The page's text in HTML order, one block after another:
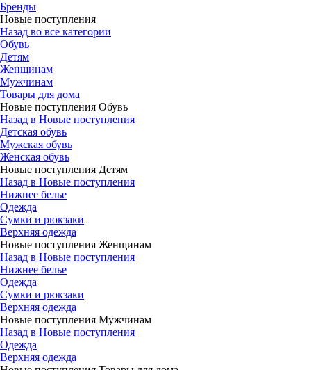
Бренды
Новые поступления
Назад во все категории
Обувь
Детям
Женщинам
Мужчинам
Товары для дома
Новые поступления Обувь
Назад в Новые поступления
Детская обувь
Мужская обувь
Женская обувь
Новые поступления Детям
Назад в Новые поступления
Нижнее белье
Одежда
Сумки и рюкзаки
Верхняя одежда
Новые поступления Женщинам
Назад в Новые поступления
Нижнее белье
Одежда
Сумки и рюкзаки
Верхняя одежда
Новые поступления Мужчинам
Назад в Новые поступления
Одежда
Верхняя одежда